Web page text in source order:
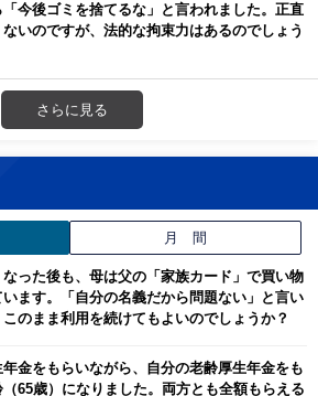
「今後ゴミを捨てるな」と言われました。正直
いのですが、法的な拘束力はあるのでしょう
さらに見る
月 間
なった後も、母は父の「家族カード」で買い物
います。「自分の名義だから問題ない」と言い
このまま利用を続けてもよいのでしょうか？
年金をもらいながら、自分の老齢厚生年金をも
（65歳）になりました。両方とも全額もらえる